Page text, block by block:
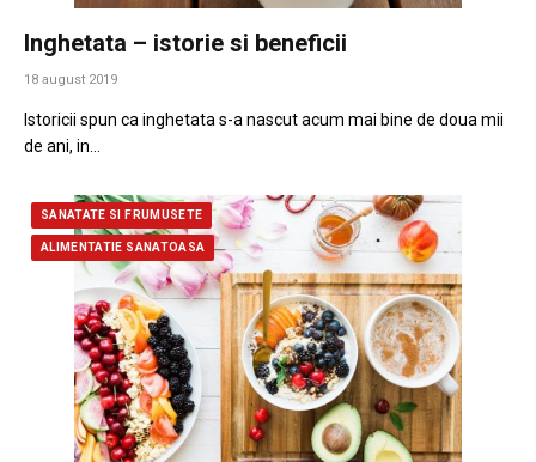
Inghetata – istorie si beneficii
18 august 2019
Istoricii spun ca inghetata s-a nascut acum mai bine de doua mii
de ani, in…
SANATATE SI FRUMUSETE
ALIMENTATIE SANATOASA